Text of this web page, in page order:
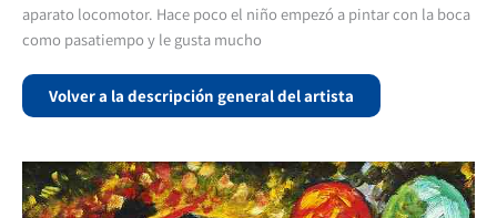
aparato locomotor. Hace poco el niño empezó a pintar con la boca
como pasatiempo y le gusta mucho
Volver a la descripción general del artista